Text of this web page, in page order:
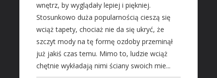
Podróże
Wypoczynek
Dietetyka, Odchudzanie
Kosmetyki
wnętrz, by wyglądały lepiej i piękniej.
Stosunkowo duża popularnością cieszą się
wciąż tapety, chociaż nie da się ukryć, że
szczyt mody na tę formę ozdoby przeminął
już jakiś czas temu. Mimo to, ludzie wciąż
chętnie wykładają nimi ściany swoich mie...